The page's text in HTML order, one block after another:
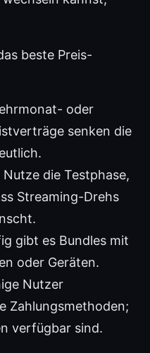
beste Preis-
oder
senken die
die Testphase,
Streaming-Drehs
gibt es Bundles mit
oder Geräten.
Nutzer
Zahlungsmethoden;
verfügbar sind.